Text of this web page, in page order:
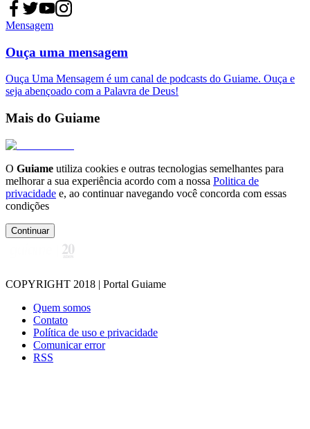
Mensagem
Ouça uma mensagem
Ouça Uma Mensagem é um canal de podcasts do Guiame. Ouça e
seja abençoado com a Palavra de Deus!
Mais do Guiame
O Guiame utiliza cookies e outras tecnologias semelhantes para
melhorar a sua experiência acordo com a nossa Politica de
privacidade e, ao continuar navegando você concorda com essas
condições
Continuar
COPYRIGHT 2018 | Portal Guiame
Quem somos
Contato
Política de uso e privacidade
Comunicar error
RSS